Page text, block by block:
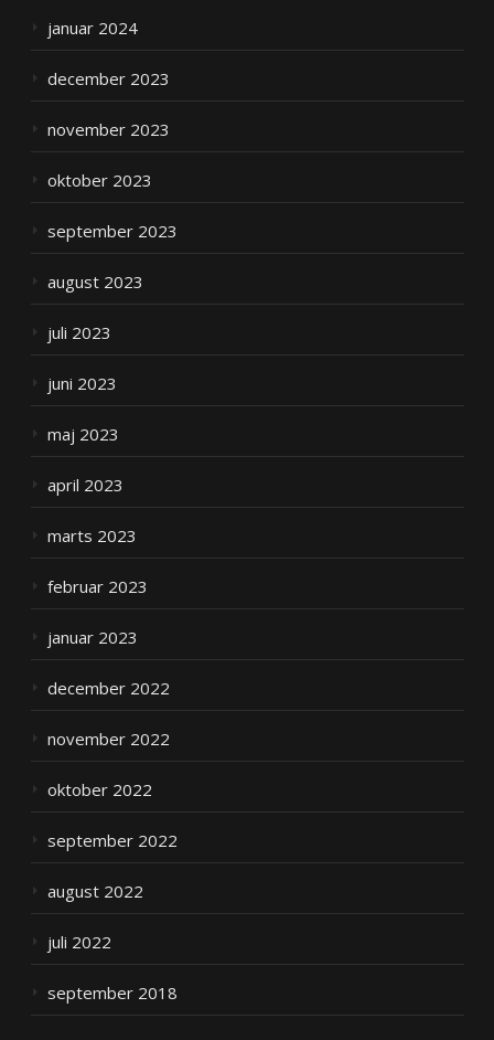
januar 2024
december 2023
november 2023
oktober 2023
september 2023
august 2023
juli 2023
juni 2023
maj 2023
april 2023
marts 2023
februar 2023
januar 2023
december 2022
november 2022
oktober 2022
september 2022
august 2022
juli 2022
september 2018